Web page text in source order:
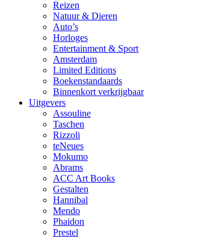
Reizen
Natuur & Dieren
Auto’s
Horloges
Entertainment & Sport
Amsterdam
Limited Editions
Boekenstandaards
Binnenkort verkrijgbaar
Uitgevers
Assouline
Taschen
Rizzoli
teNeues
Mokumo
Abrams
ACC Art Books
Gestalten
Hannibal
Mendo
Phaidon
Prestel